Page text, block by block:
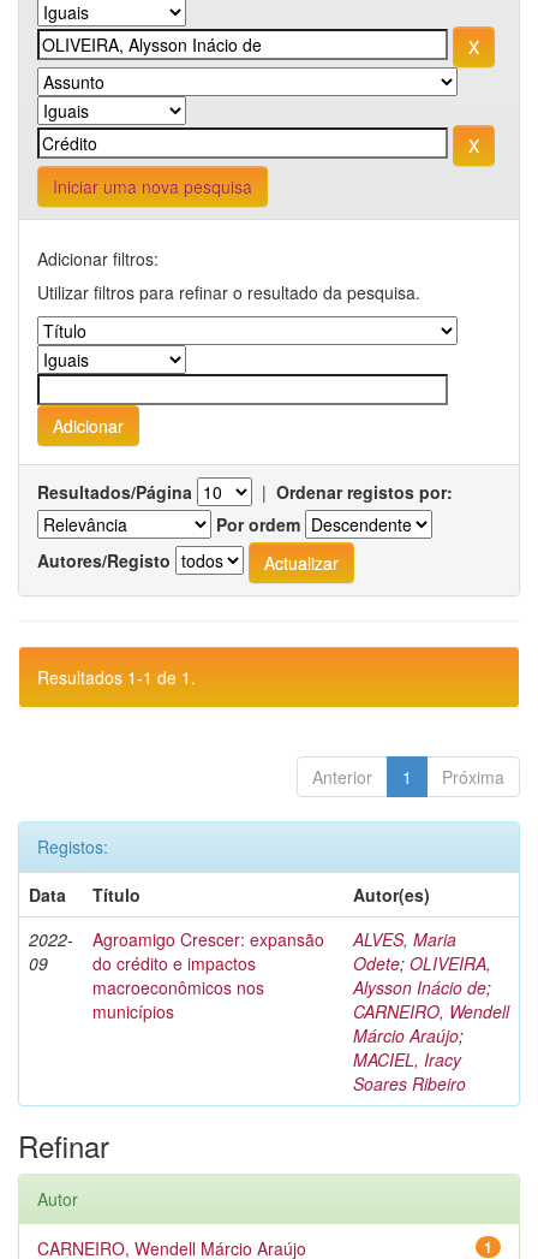
Iniciar uma nova pesquisa
Adicionar filtros:
Utilizar filtros para refinar o resultado da pesquisa.
Resultados/Página | Ordenar registos por:
Por ordem
Autores/Registo
Resultados 1-1 de 1.
Anterior 1 Próxima
Registos:
Data
Título
Autor(es)
2022-
09
Agroamigo Crescer: expansão
do crédito e impactos
macroeconômicos nos
municípios
ALVES, Maria
Odete; OLIVEIRA,
Alysson Inácio de;
CARNEIRO, Wendell
Márcio Araújo;
MACIEL, Iracy
Soares Ribeiro
Refinar
Autor
1
CARNEIRO, Wendell Márcio Araújo